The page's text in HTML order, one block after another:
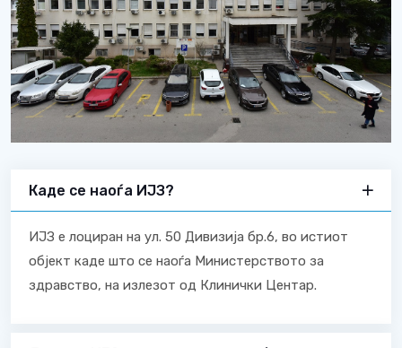
Каде се наоѓа ИЈЗ?
ИЈЗ е лоциран на ул. 50 Дивизија бр.6, во истиот
објект каде што се наоѓа Министерството за
здравство, на излезот од Клинички Центар.